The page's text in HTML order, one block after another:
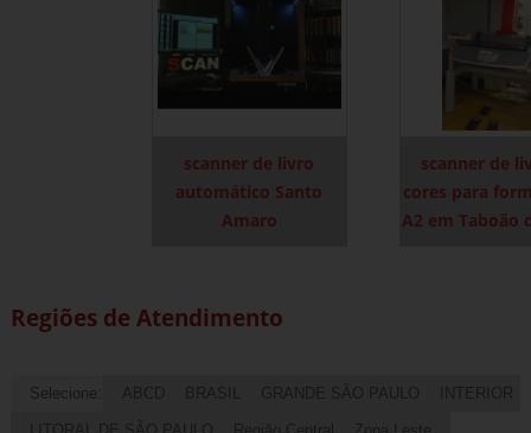
scanner de livro
automático Santo
Amaro
scanner de
cores para
A2 em Taboão
Regiões de Atendimento
Selecione: ABCD BRASIL GRANDE SÃO PAULO INTERIOR